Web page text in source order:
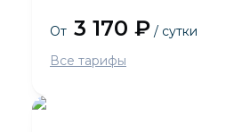
От 3 170 ₽ / сутки
Все тарифы